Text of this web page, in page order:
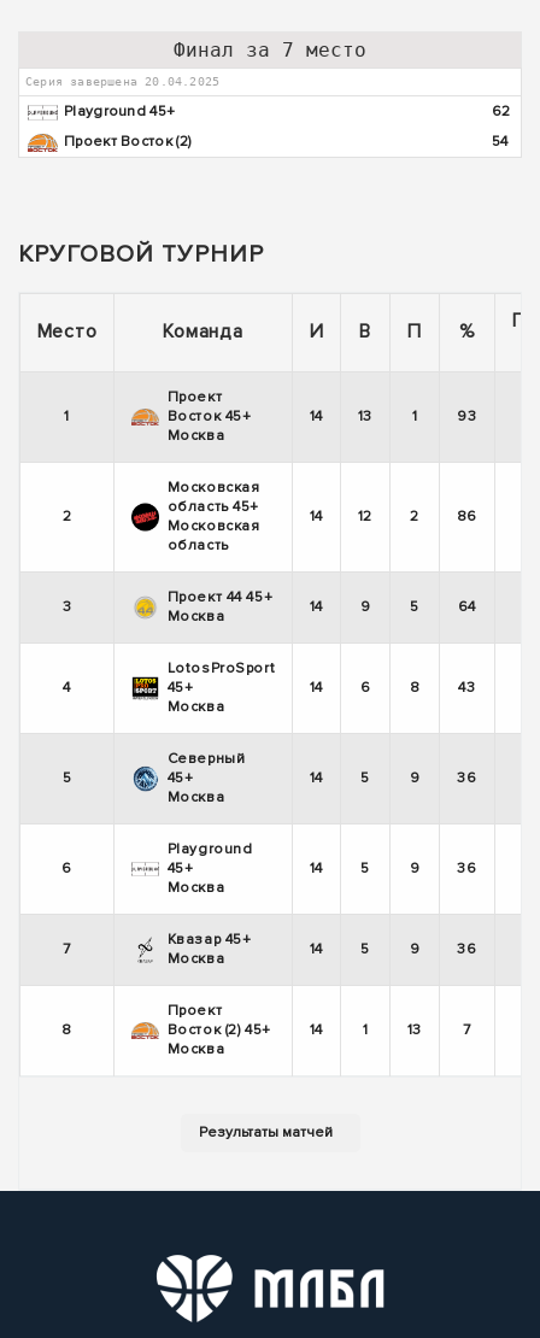
Финал за 7 место
Серия завершена 20.04.2025
Playground 45+
62
Проект Восток (2)
54
КРУГОВОЙ ТУРНИР
Место Команда И В П %
1
Проект
Восток 45+
Москва
14 13 1 93
2
Московская
область 45+
Московская
область
14 12 2 86
3
Проект 44 45+
Москва
14 9 5 64
4
LotosProSport
45+
Москва
14 6 8 43
5
Северный
45+
Москва
14 5 9 36
6
Playground
45+
Москва
14 5 9 36
7
Квазар 45+
Москва
14 5 9 36
8
Проект
Восток (2) 45+
Москва
14 1 13 7